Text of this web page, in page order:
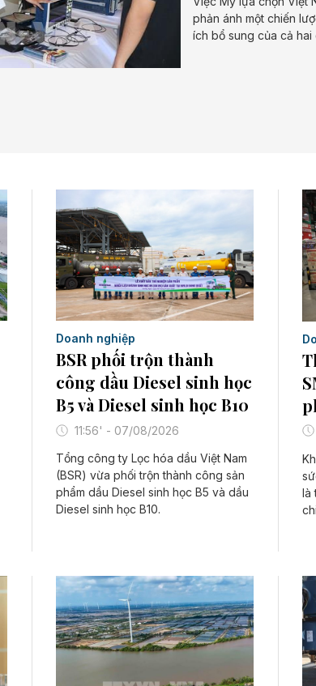
phản ánh một chiến
ích bổ sung của cả hai
Doanh nghiệp
BSR phối trộn thành
công dầu Diesel sinh học
B5 và Diesel sinh học B10
11:56' - 07/08/2026
Tổng công ty Lọc hóa dầu Việt Nam
(BSR) vừa phối trộn thành công sản
phẩm dầu Diesel sinh học B5 và dầu
Diesel sinh học B10.
là